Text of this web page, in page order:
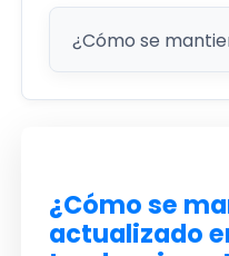
¿Cómo se
actualizado